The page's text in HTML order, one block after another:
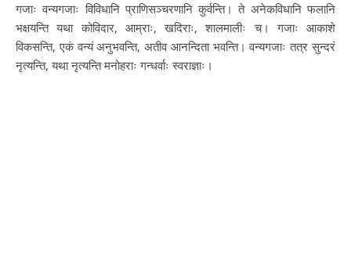
गजाः वन्यगजाः विविधानि प्राणिसञ्चरणानि कुर्वन्ति। ते अनेकविधानि फलानि
भक्षयन्ति यथा कोविदार, आम्राः, खदिराः, शालमालीः च। गजाः आकाशे
विकसन्ति, एकं वन्यं अनुभवन्ति, अतीव आनन्दिता भवन्ति। वन्यगजाः तत्र सुन्दरं
नृत्यन्ति, यथा नृत्यन्ति मनोहराः गन्धर्वाः स्वराज्ञाः।